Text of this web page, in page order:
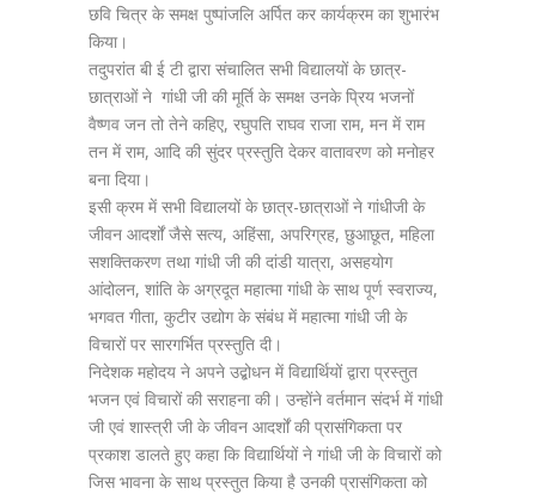
छवि चित्र के समक्ष पुष्पांजलि अर्पित कर कार्यक्रम का शुभारंभ
किया।
तदुपरांत बी ई टी द्वारा संचालित सभी विद्यालयों के छात्र-
छात्राओं ने गांधी जी की मूर्ति के समक्ष उनके प्रिय भजनों
वैष्णव जन तो तेने कहिए, रघुपति राघव राजा राम, मन में राम
तन में राम, आदि की सुंदर प्रस्तुति देकर वातावरण को मनोहर
बना दिया।
इसी क्रम में सभी विद्यालयों के छात्र-छात्राओं ने गांधीजी के
जीवन आदर्शों जैसे सत्य, अहिंसा, अपरिग्रह, छुआछूत, महिला
सशक्तिकरण तथा गांधी जी की दांडी यात्रा, असहयोग
आंदोलन, शांति के अग्रदूत महात्मा गांधी के साथ पूर्ण स्वराज्य,
भगवत गीता, कुटीर उद्योग के संबंध में महात्मा गांधी जी के
विचारों पर सारगर्भित प्रस्तुति दी।
निदेशक महोदय ने अपने उद्बोधन में विद्यार्थियों द्वारा प्रस्तुत
भजन एवं विचारों की सराहना की। उन्होंने वर्तमान संदर्भ में गांधी
जी एवं शास्त्री जी के जीवन आदर्शों की प्रासंगिकता पर
प्रकाश डालते हुए कहा कि विद्यार्थियों ने गांधी जी के विचारों को
जिस भावना के साथ प्रस्तुत किया है उनकी प्रासंगिकता को